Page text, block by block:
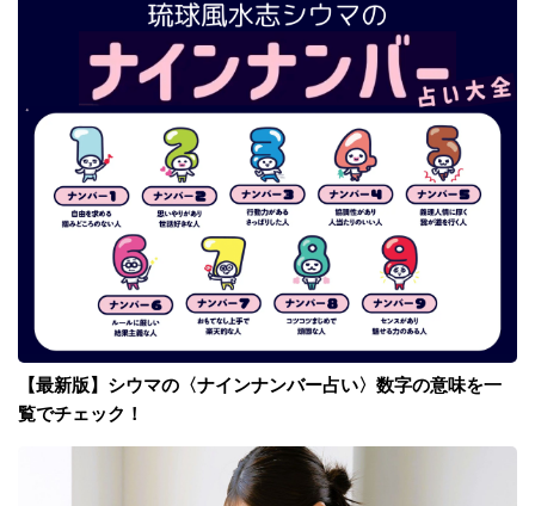
【最新版】シウマの〈ナインナンバー占い〉数字の意味を一
覧でチェック！